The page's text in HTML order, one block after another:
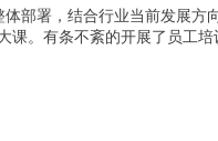
部署，结合行业当前发展方
。有条不紊的开展了员工培